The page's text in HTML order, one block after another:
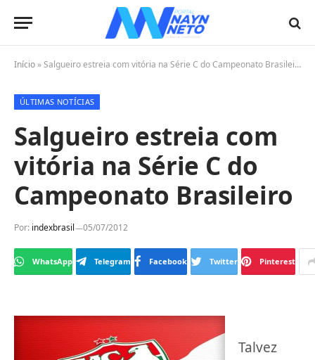
Início »Salgueiro estreia com vitória na Série C do Campeonato Brasileiro
ÚLTIMAS NOTÍCIAS
Salgueiro estreia com
vitória na Série C do
Campeonato Brasileiro
Por: indexbrasil 05/07/2012
WhatsApp Telegram Facebook Twitter Pinterest
Talvez